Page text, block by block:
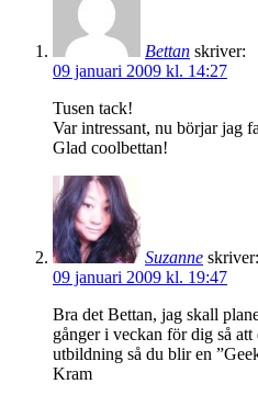
Bettan skriver:
09 januari 2009 kl. 14:27
Tusen tack!
Var intressant, nu börjar jag
Glad coolbettan!
Suzanne skriver:
09 januari 2009 kl. 19:47
Bra det Bettan, jag skall
gånger i veckan för dig så
utbildning så du blir en
Kram